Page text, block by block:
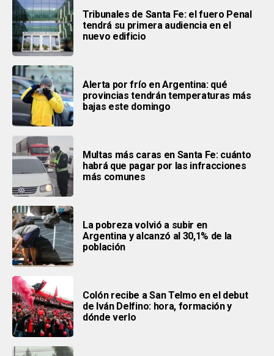
Tribunales de Santa Fe: el fuero Penal
tendrá su primera audiencia en el
nuevo edificio
Alerta por frío en Argentina: qué
provincias tendrán temperaturas más
bajas este domingo
Multas más caras en Santa Fe: cuánto
habrá que pagar por las infracciones
más comunes
La pobreza volvió a subir en
Argentina y alcanzó al 30,1% de la
población
Colón recibe a San Telmo en el debut
de Iván Delfino: hora, formación y
dónde verlo